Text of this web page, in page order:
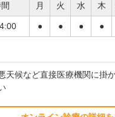
月 火 水 木
● ● ● ●
天候など直接医療機関に掛